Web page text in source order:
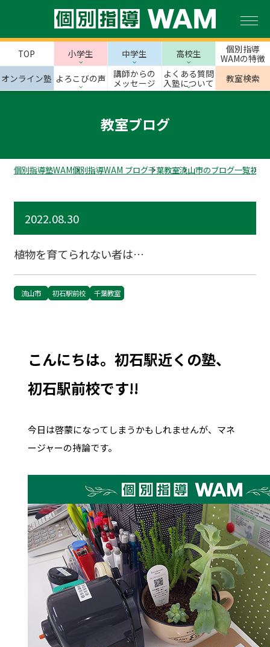
TOP 小学生 中学生 高校生
個別指導
WAMの特徴
オンライン塾 よろこびの声
講師からの
メッセージ
よくある質問
入塾について
教室検索
教室ブログ
個別指導塾WAM個別指導WAM ブログ千葉教室流山市のブログ一覧初石
2022.08.30
植物を育てられない者は…
流山市 初石駅前校 千葉教室
こんにちは。初石駅近くの塾、
初石駅前校です!!
今日は啓蒙になってしまうかもしれませんが、マネ
ージャーの持論です。